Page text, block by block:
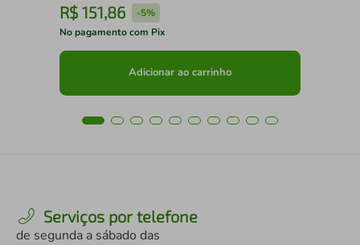
R$ 151,86 -5%
No pagamento com Pix
Adicionar ao carrinho
Serviços por telefone
de segunda a sábado das